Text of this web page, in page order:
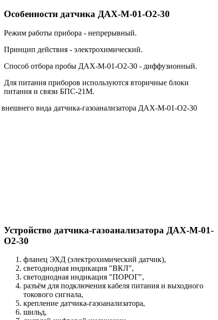
Особенности датчика ДАХ-М-01-O2-30
Режим работы прибора - непрерывный.
Принцип действия - электрохимический.
Способ отбора пробы ДАХ-М-01-O2-30 - диффузионный.
Для питания приборов используются вторичные блоки
питания и связи БПС-21М.
Устройство датчика-газоанализатора ДАХ-М-01-
O2-30
фланец ЭХД (электрохимический датчик),
светодиодная индикация "ВКЛ",
светодиодная индикация "ПОРОГ",
разъём для подключения кабеля питания и выходного
токового сигнала,
крепление датчика-газоанализатора,
шильд,